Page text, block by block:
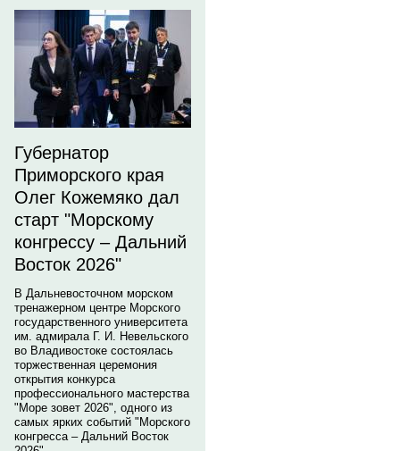
Губернатор
Приморского края
Олег Кожемяко дал
старт "Морскому
конгрессу – Дальний
Восток 2026"
В Дальневосточном морском
тренажерном центре Морского
государственного университета
им. адмирала Г. И. Невельского
во Владивостоке состоялась
торжественная церемония
открытия конкурса
профессионального мастерства
"Море зовет 2026", одного из
самых ярких событий "Морского
конгресса – Дальний Восток